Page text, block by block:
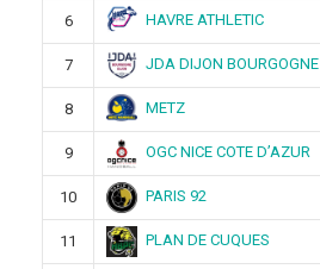
6 HAVRE ATHLETIC
7 JDA DIJON BOURGOGNE
8 METZ
9 OGC NICE COTE D’AZUR
10 PARIS 92
11 PLAN DE CUQUES